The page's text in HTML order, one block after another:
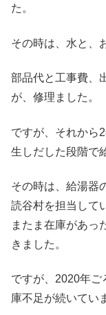
た。
その時は、水と、
部品代と工事費、
が、修理ました。
ですが、それから
生しだした段階で
その時は、給湯器
読谷村を担当して
またま在庫があっ
きました。
ですが、2020年ご
庫不足が続いてい